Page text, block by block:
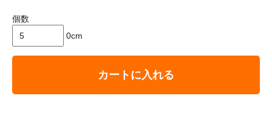
個数
0cm
カートに入れる